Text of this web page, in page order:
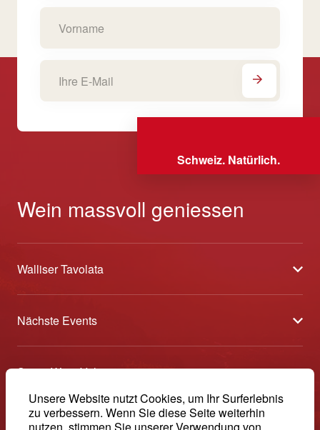
Unsere Website nutzt Cookies, um Ihr Surferlebnis
zu verbessern. Wenn Sie diese Seite weiterhin
Schweiz. Natürlich.
Wein massvoll geniessen
Walliser Tavolata
Über uns
Partner
Nächste Events
Sélection des Vins du Valais
Etoiles du Valais
Swiss Wine Valais
Avenue de la Gare 2 - CP 144 - 1964 Conthey
© 2026, Swiss Wine Valais
Deutsch (Schweiz)